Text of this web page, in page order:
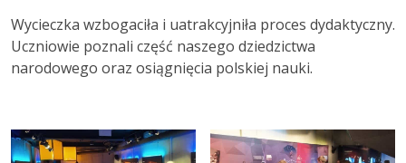
Wycieczka wzbogaciła i uatrakcyjniła proces dydaktyczny.
Uczniowie poznali część naszego dziedzictwa
narodowego oraz osiągnięcia polskiej nauki.